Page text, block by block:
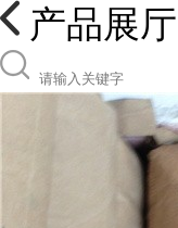
产品展厅